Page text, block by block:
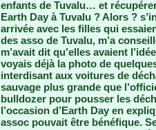
enfants de Tuvalu… et
Earth Day à Tuvalu ? Alors ?
arrivée avec les filles qui
des asso de Tuvalu, m’a
m’avait dit qu’elles avaient
voyais déjà la photo de
interdisant aux voitures de
sauvage plus grande que
bulldozer pour pousser les
l’occasion d’Earth Day en
assoc pouvait être bénéfique.